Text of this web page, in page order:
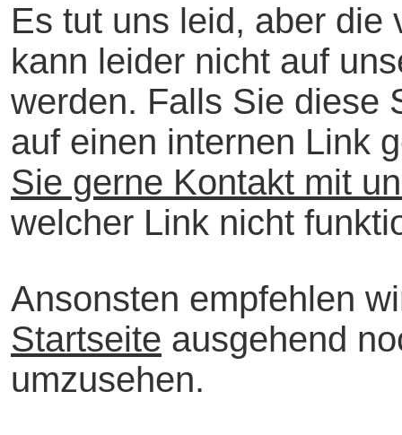
Es tut uns leid, aber die
kann leider nicht auf
werden. Falls Sie diese
auf einen internen Link
Sie gerne Kontakt mit
welcher Link nicht
Ansonsten empfehlen
Startseite ausgehend
umzusehen.